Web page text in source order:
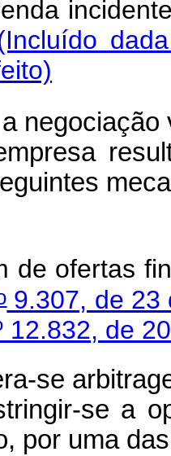
negociação
de ofertas
9.307, de 23
12.832, de
se
se a
por uma